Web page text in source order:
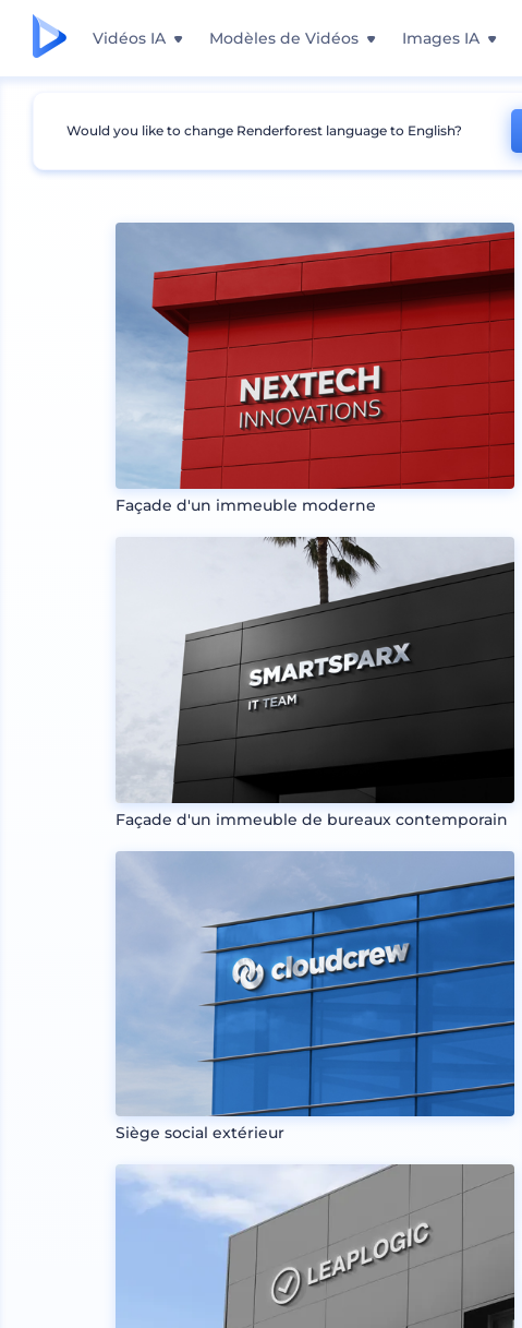
Vidéos IA Modèles de Vidéos Images IA
Mockups Image de marque Mockup de logo
Façade d'un immeuble moderne
Façade d'un immeuble de bureaux contemporain
Siège social extérieur
Would you like to change Renderforest language to English?